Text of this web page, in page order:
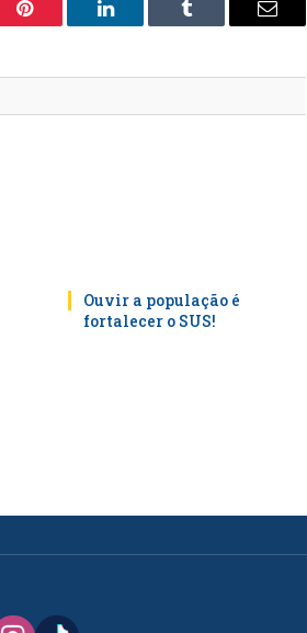
Pinterest LinkedIn Tumblr
E-
Ouvir a população é
fortalecer o SUS!